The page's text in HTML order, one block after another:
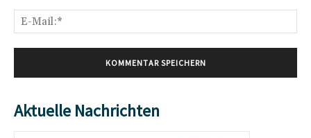
Aktuelle Nachrichten